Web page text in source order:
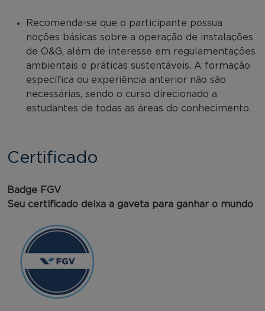
Recomenda-se que o participante possua
noções básicas sobre a operação de instalações
de O&G, além de interesse em regulamentações
ambientais e práticas sustentáveis. A formação
específica ou experiência anterior não são
necessárias, sendo o curso direcionado a
estudantes de todas as áreas do conhecimento.
Certificado
Badge FGV
Seu certificado deixa a gaveta para ganhar o mundo